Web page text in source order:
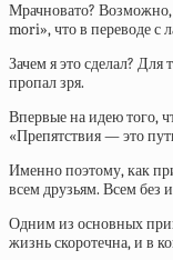
Мрачновато? Возможно,
mori», что в переводе с
Зачем я это сделал?
пропал зря.
Впервые на идею того,
«Препятствия — это
Именно поэтому, как
всем друзьям. Всем без
Одним из основных
жизнь скоротечна, и в